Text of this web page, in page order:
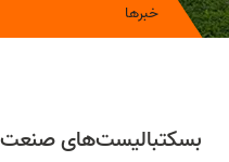
خبرها
بسکتبالیست‌های